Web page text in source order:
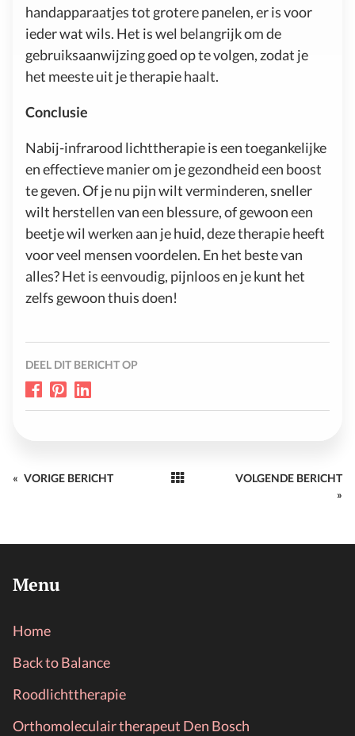
handapparaatjes tot grotere panelen, er is voor
ieder wat wils. Het is wel belangrijk om de
gebruiksaanwijzing goed op te volgen, zodat je
het meeste uit je therapie haalt.
Conclusie
Nabij-infrarood lichttherapie is een toegankelijke
en effectieve manier om je gezondheid een boost
te geven. Of je nu pijn wilt verminderen, sneller
wilt herstellen van een blessure, of gewoon een
beetje wil werken aan je huid, deze therapie heeft
voor veel mensen voordelen. En het beste van
alles? Het is eenvoudig, pijnloos en je kunt het
zelfs gewoon thuis doen!
DEEL DIT BERICHT OP
« VORIGE BERICHT
VOLGENDE BERICHT
»
Menu
Home
Back to Balance
Roodlichttherapie
Orthomoleculair therapeut Den Bosch